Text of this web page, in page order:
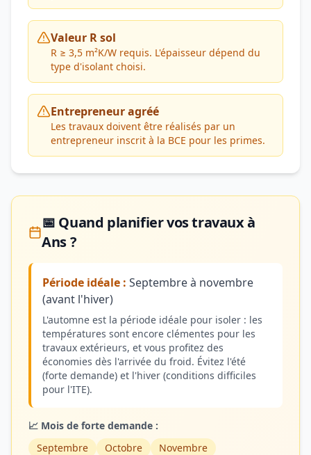
Valeur R sol
R ≥ 3,5 m²K/W requis. L'épaisseur dépend du
type d'isolant choisi.
Entrepreneur agréé
Les travaux doivent être réalisés par un
entrepreneur inscrit à la BCE pour les primes.
📅 Quand planifier vos travaux à
Ans ?
Période idéale : Septembre à novembre
(avant l'hiver)
L'automne est la période idéale pour isoler : les
températures sont encore clémentes pour les
travaux extérieurs, et vous profitez des
économies dès l'arrivée du froid. Évitez l'été
(forte demande) et l'hiver (conditions difficiles
pour l'ITE).
📈 Mois de forte demande :
Septembre
Octobre Novembre